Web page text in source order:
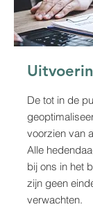
De tot in de
voorzien van
Alle
bij ons in het
zijn geen
verwachten.